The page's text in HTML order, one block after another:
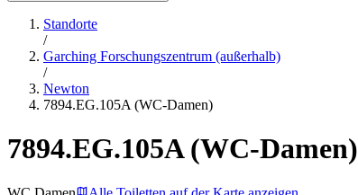
Standorte
/
Garching Forschungszentrum (außerhalb)
/
Newton
7894.EG.105A (WC-Damen)
7894.EG.105A (WC-Damen)